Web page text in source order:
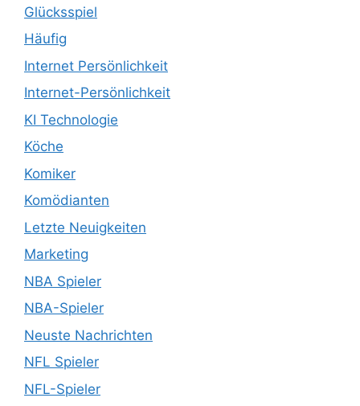
Glücksspiel
Häufig
Internet Persönlichkeit
Internet-Persönlichkeit
KI Technologie
Köche
Komiker
Komödianten
Letzte Neuigkeiten
Marketing
NBA Spieler
NBA-Spieler
Neuste Nachrichten
NFL Spieler
NFL-Spieler